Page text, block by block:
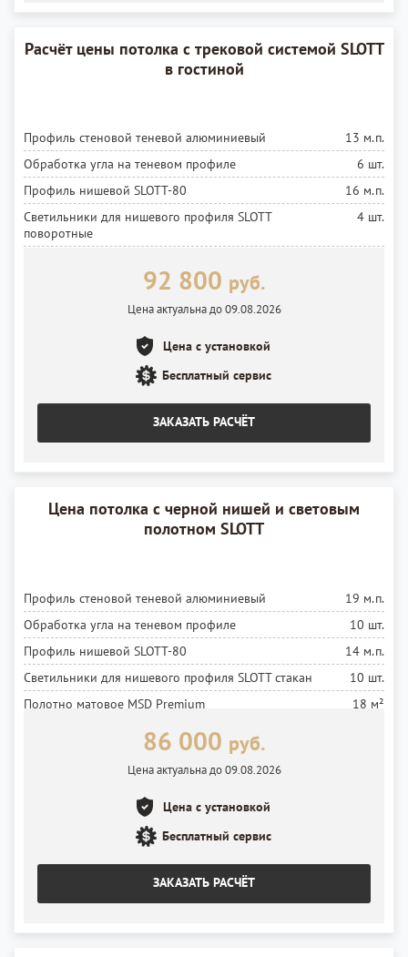
Расчёт цены потолка с трековой системой SLOTT
в гостиной
Профиль стеновой теневой алюминиевый
13 м.п.
Обработка угла на теневом профиле
6 шт.
Профиль нишевой SLOTT-80
16 м.п.
Светильники для нишевого профиля SLOTT
поворотные
4 шт.
Лента светодиодная
Установка блока питания
92 800 руб.
Цена актуальна до 09.08.2026
Цена с установкой
Бесплатный сервис
ЗАКАЗАТЬ РАСЧЁТ
Цена потолка с черной нишей и световым
полотном SLOTT
Профиль стеновой теневой алюминиевый
19 м.п.
Обработка угла на теневом профиле
10 шт.
Профиль нишевой SLOTT-80
14 м.п.
Светильники для нишевого профиля SLOTT стакан
10 шт.
Полотно матовое MSD Premium
18 м²
Установка блока питания
86 000 руб.
Цена актуальна до 09.08.2026
Цена с установкой
Бесплатный сервис
ЗАКАЗАТЬ РАСЧЁТ